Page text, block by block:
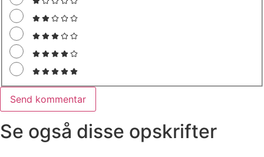
Se også disse opskrifter